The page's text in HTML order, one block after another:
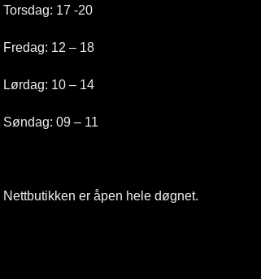
Torsdag: 17 -20
Fredag: 12 – 18
Lørdag: 10 – 14
Søndag: 09 – 11
Nettbutikken er åpen hele døgnet.